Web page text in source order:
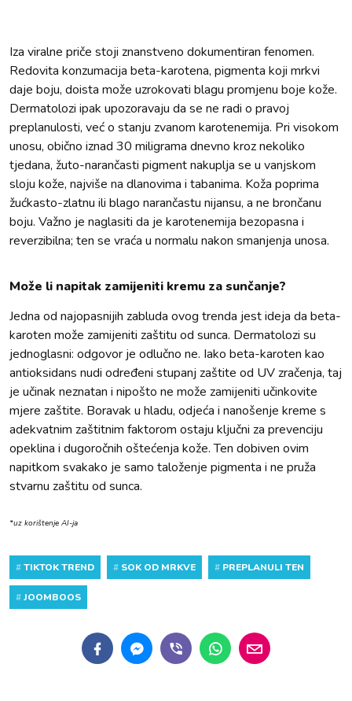
Iza viralne priče stoji znanstveno dokumentiran fenomen.
Redovita konzumacija beta-karotena, pigmenta koji mrkvi
daje boju, doista može uzrokovati blagu promjenu boje kože.
Dermatolozi ipak upozoravaju da se ne radi o pravoj
preplanulosti, već o stanju zvanom karotenemija. Pri visokom
unosu, obično iznad 30 miligrama dnevno kroz nekoliko
tjedana, žuto-narančasti pigment nakuplja se u vanjskom
sloju kože, najviše na dlanovima i tabanima. Koža poprima
žućkasto-zlatnu ili blago narančastu nijansu, a ne brončanu
boju. Važno je naglasiti da je karotenemija bezopasna i
reverzibilna; ten se vraća u normalu nakon smanjenja unosa.
Može li napitak zamijeniti kremu za sunčanje?
Jedna od najopasnijih zabluda ovog trenda jest ideja da beta-
karoten može zamijeniti zaštitu od sunca. Dermatolozi su
jednoglasni: odgovor je odlučno ne. Iako beta-karoten kao
antioksidans nudi određeni stupanj zaštite od UV zračenja, taj
je učinak neznatan i nipošto ne može zamijeniti učinkovite
mjere zaštite. Boravak u hladu, odjeća i nanošenje kreme s
adekvatnim zaštitnim faktorom ostaju ključni za prevenciju
opeklina i dugoročnih oštećenja kože. Ten dobiven ovim
napitkom svakako je samo taloženje pigmenta i ne pruža
stvarnu zaštitu od sunca.
*uz korištenje AI-ja
#TIKTOK TREND # SOK OD MRKVE # PREPLANULI TEN
#JOOMBOOS